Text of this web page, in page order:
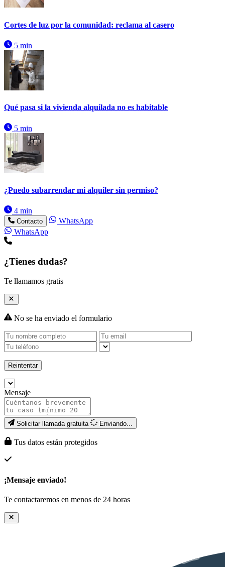
Cortes de luz por la comunidad: reclama al casero
5 min
Qué pasa si la vivienda alquilada no es habitable
5 min
¿Puedo subarrendar mi alquiler sin permiso?
4 min
Contacto
WhatsApp
WhatsApp
¿Tienes dudas?
Te llamamos gratis
No se ha enviado el formulario
Reintentar
Mensaje
Solicitar llamada gratuita Enviando...
Tus datos están protegidos
¡Mensaje enviado!
Te contactaremos en menos de 24 horas